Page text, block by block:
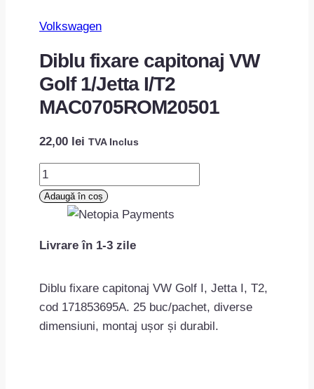
Volkswagen
Diblu fixare capitonaj VW
Golf 1/Jetta I/T2
MAC0705ROM20501
22,00 lei TVA Inclus
Cantitate
Diblu
fixare
VW
1/Jetta
I/T2
MAC0705ROM20501
Adaugă în coș
Livrare în 1-3 zile
Diblu fixare capitonaj VW Golf I, Jetta I, T2,
cod 171853695A. 25 buc/pachet, diverse
dimensiuni, montaj ușor și durabil.